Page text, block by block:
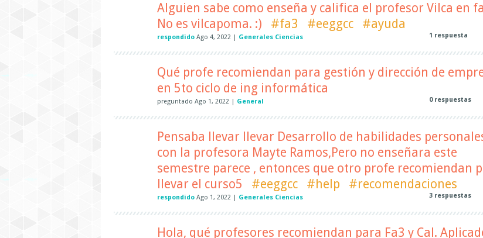
Alguien sabe como enseña y califica el profesor Vilca en
No es vilcapoma. :)
#fa3 #eeggcc #ayuda
respondido Ago 4, 2022 Generales Ciencias 1 respuesta
Qué profe recomiendan para gestión y dirección de
en 5to ciclo de ing informática
preguntado Ago 1, 2022 General 0respuestas
Pensaba llevar llevar Desarrollo de habilidades
con la profesora Mayte Ramos,Pero no enseñara este
semestre parece , entonces que otro profe recomiendan
llevar el curso5
#eeggcc #help #recomendaciones
respondido Ago 1, 2022 Generales Ciencias 3 respuestas
Hola, qué profesores recomiendan para Fa3 y Cal.